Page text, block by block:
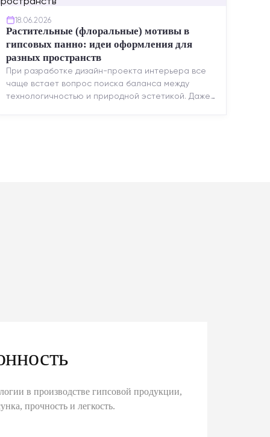
18.06.2026
Растительные (флоральные) мотивы в
гипсовых панно: идеи оформления для
разных пространств
При разработке дизайн-проекта интерьера все
чаще встает вопрос поиска баланса между
технологичностью и природной эстетикой. Даже
в производстве гипсовой продукции,
прочность и легкость.